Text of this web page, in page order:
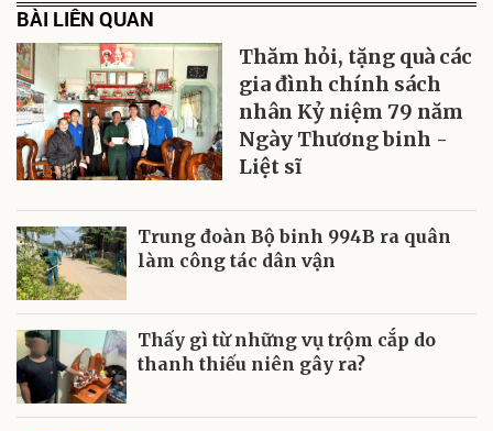
BÀI LIÊN QUAN
Thăm hỏi, tặng quà các
gia đình chính sách
nhân Kỷ niệm 79 năm
Ngày Thương binh -
Liệt sĩ
Trung đoàn Bộ binh 994B ra quân
làm công tác dân vận
Thấy gì từ những vụ trộm cắp do
thanh thiếu niên gây ra?